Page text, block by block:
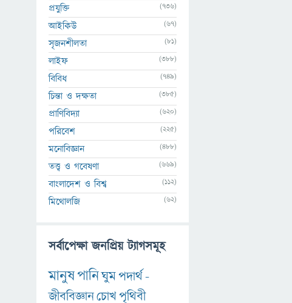
প্রযুক্তি (736)
আইকিউ (67)
সৃজনশীলতা (81)
লাইফ (388)
বিবিধ (749)
চিন্তা ও দক্ষতা (385)
প্রাণিবিদ্যা (620)
পরিবেশ (225)
মনোবিজ্ঞান (488)
তত্ত্ব ও গবেষণা (669)
বাংলাদেশ ও বিশ্ব (112)
মিথোলজি (62)
সর্বাপেক্ষা জনপ্রিয় ট্যাগসমূহ
মানুষপানিঘুমপদার্থ-
জীববিজ্ঞানচোখপৃথিবী